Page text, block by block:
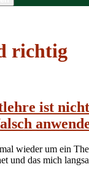
richtig
ist
wieder um ein
und das mich